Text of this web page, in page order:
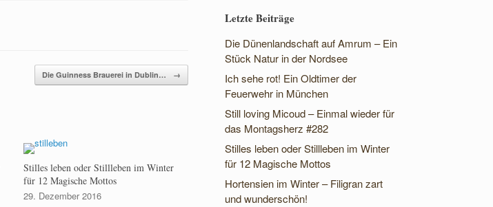
Die Guinness Brauerei in Dublin… →
Stilles leben oder Stillleben im Winter
für 12 Magische Mottos
29. Dezember 2016
Letzte Beiträge
Die Dünenlandschaft auf Amrum – Ein
Stück Natur in der Nordsee
Ich sehe rot! Ein Oldtimer der
Feuerwehr in München
Still loving Micoud – Einmal wieder für
das Montagsherz #282
Stilles leben oder Stillleben im Winter
für 12 Magische Mottos
Hortensien im Winter – Filigran zart
und wunderschön!